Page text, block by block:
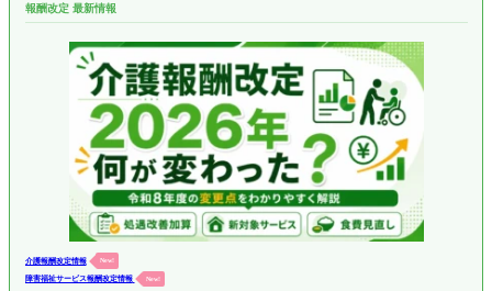
報酬改定 最新情報
介護報酬改定情報 New!
障害福祉サービス報酬改定情報 New!